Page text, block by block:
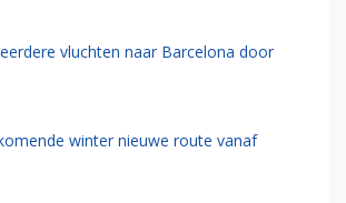
vluchten naar Barcelona door
winter nieuwe route vanaf